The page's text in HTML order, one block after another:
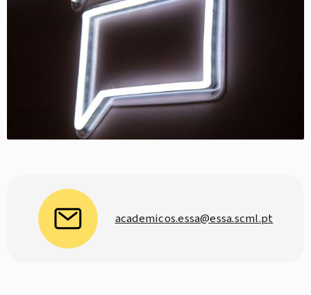
academicos.essa@essa.scml.pt